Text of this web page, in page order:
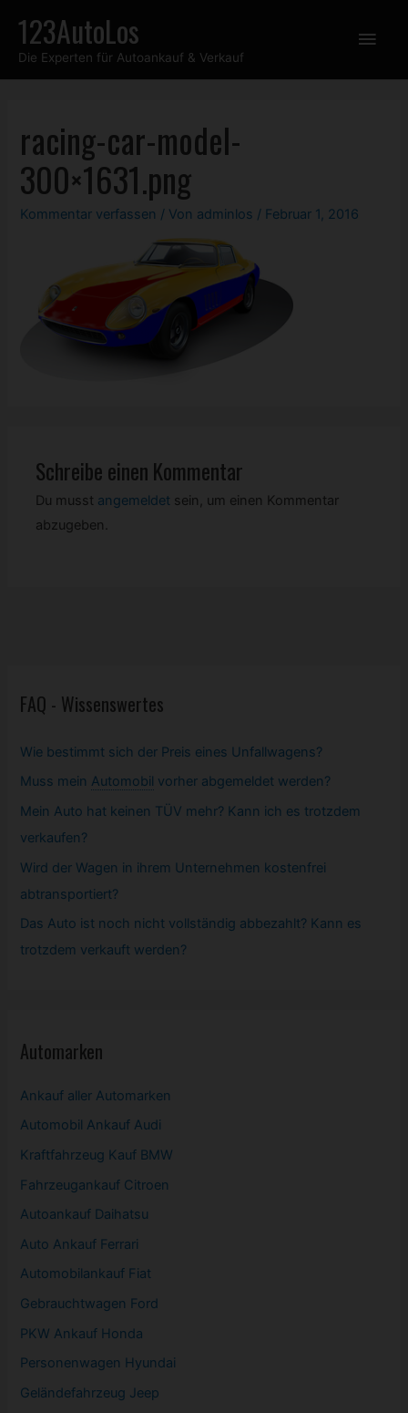
Inhalt
springen
123AutoLos
Die Experten für Autoankauf & Verkauf
racing-car-model-
300×1631.png
Kommentar verfassen / Von adminlos / Februar 1, 2016
Schreibe einen Kommentar
Du musst angemeldet sein, um einen Kommentar
abzugeben.
FAQ - Wissenswertes
Wie bestimmt sich der Preis eines Unfallwagens?
Muss mein Automobil vorher abgemeldet werden?
Mein Auto hat keinen TÜV mehr? Kann ich es trotzdem
verkaufen?
Wird der Wagen in ihrem Unternehmen kostenfrei
abtransportiert?
Das Auto ist noch nicht vollständig abbezahlt? Kann es
trotzdem verkauft werden?
Automarken
Ankauf aller Automarken
Automobil Ankauf Audi
Kraftfahrzeug Kauf BMW
Fahrzeugankauf Citroen
Autoankauf Daihatsu
Auto Ankauf Ferrari
Automobilankauf Fiat
Gebrauchtwagen Ford
PKW Ankauf Honda
Personenwagen Hyundai
Geländefahrzeug Jeep